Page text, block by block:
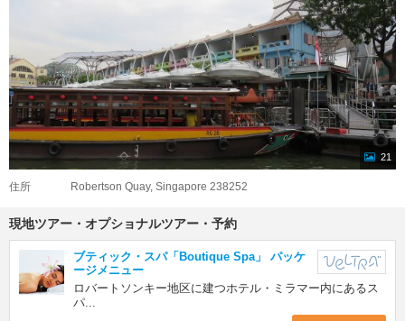
21
住所 Robertson Quay, Singapore 238252
現地ツアー・オプショナルツアー・予約
ブティック・スパ「Boutique Spa」 パッケ
ージメニュー
ロバートソンキー地区に建つホテル・ミラマー内にあるス
パ...